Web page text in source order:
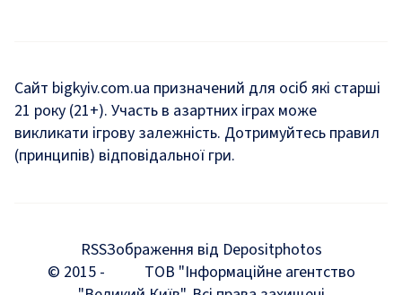
Комуналка
Хроніки війни
Мегаполіс
Сайт bigkyiv.com.ua призначений для осіб які старші
21 року (21+). Участь в азартних іграх може
викликати ігрову залежність. Дотримуйтесь правил
(принципів) відповідальної гри.
RSSЗображення від Depositphotos
© 2015 -
ТОВ "Інформаційне агентство